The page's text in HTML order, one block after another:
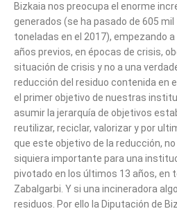
Bizkaia nos preocupa el enorme
generados (se ha pasado de 605
toneladas en el 2017), empezando
años previos, en épocas de crisis,
situación de crisis y no a una
reducción del residuo contenida en
el primer objetivo de nuestras
asumir la jerarquía de objetivos
reutilizar, reciclar, valorizar y por
que este objetivo de la reducción,
siquiera importante para una
pivotado en los últimos 13 años, en
Zabalgarbi. Y si una incineradora
residuos. Por ello la Diputación de